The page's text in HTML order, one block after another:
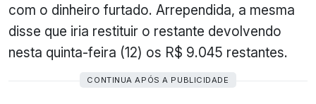
com o dinheiro furtado. Arrependida, a mesma
disse que iria restituir o restante devolvendo
nesta quinta-feira (12) os R$ 9.045 restantes.
CONTINUA APÓS A PUBLICIDADE